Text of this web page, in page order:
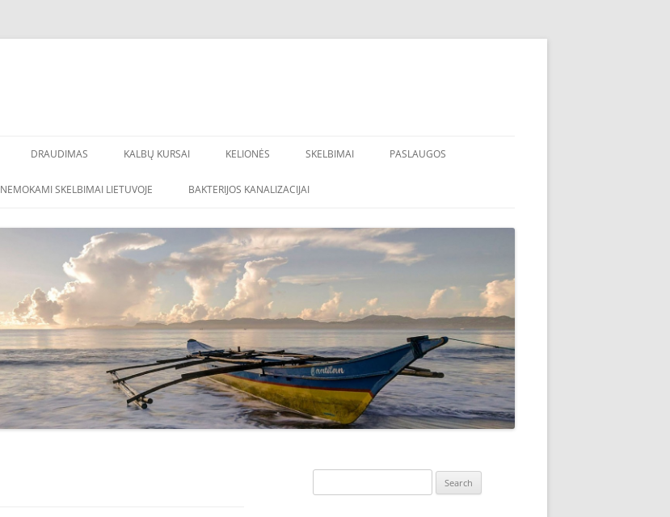
DRAUDIMAS KALBŲ KURSAI KELIONĖS SKELBIMAI PASLAUGOS
NEMOKAMI SKELBIMAI LIETUVOJE BAKTERIJOS KANALIZACIJAI
for: